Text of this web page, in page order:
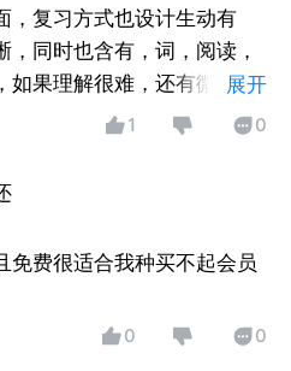
，复习方式也设计生动有
，同时也含有，词，阅读，
如果理解很难，还有微课，
展开
1 0
免费很适合我种买不起会员
0 0